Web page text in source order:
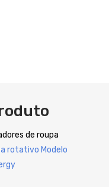
de roupa
rotativo Modelo